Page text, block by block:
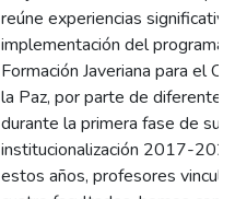
reúne experiencias
implementación del programa
Formación Javeriana para el
la Paz, por parte de diferentes
durante la primera fase de su
institucionalización 2017-
estos años, profesores